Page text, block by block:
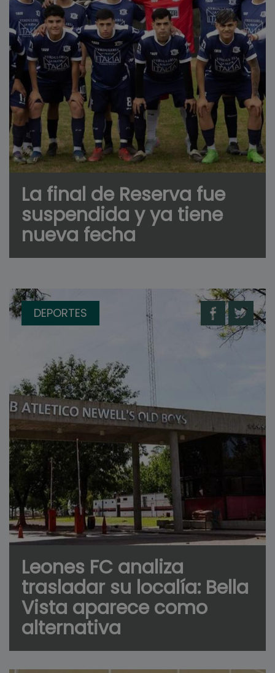
La final de Reserva fue
suspendida y ya tiene
nueva fecha
DEPORTES
Leones FC analiza
trasladar su localía: Bella
Vista aparece como
alternativa